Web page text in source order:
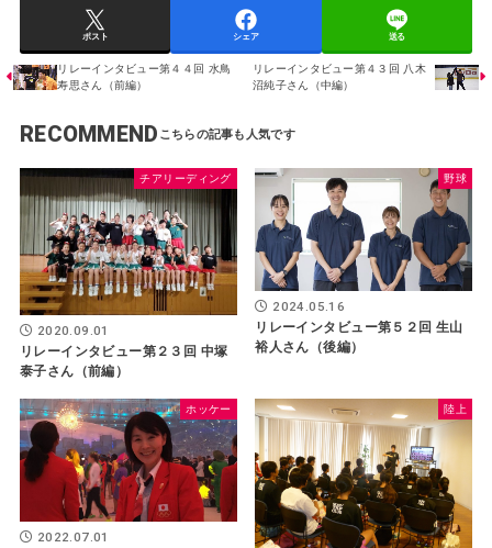
ポスト シェア 送る
リレーインタビュー第４４回 水鳥
寿思さん（前編）
リレーインタビュー第４３回 八木
沼純子さん（中編）
RECOMMEND
チアリーディング
2020.09.01
リレーインタビュー第２３回 中塚
泰子さん（前編）
野球
2024.05.16
リレーインタビュー第５２回 生山
裕人さん（後編）
ホッケー
2022.07.01
陸上